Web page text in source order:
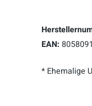
EAN:
* Ehemalige